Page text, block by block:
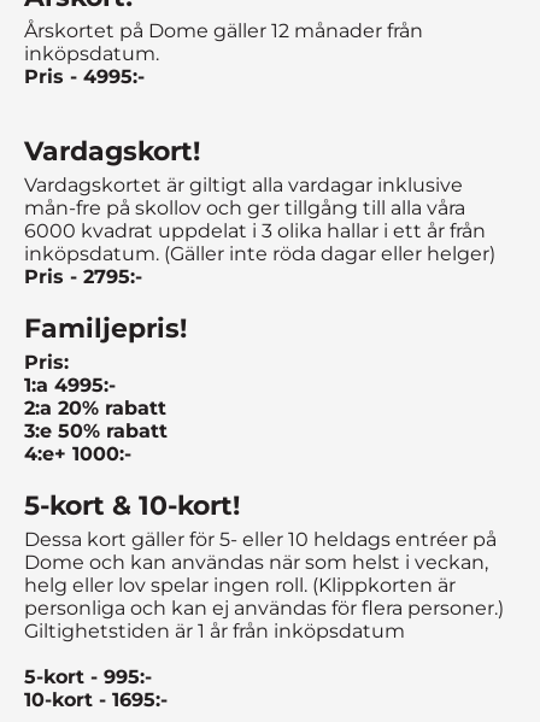
Årskortet på Dome gäller 12 månader från
inköpsdatum.
Pris - 4995:-
Vardagskort!
Vardagskortet är giltigt alla vardagar inklusive
mån-fre på skollov och ger tillgång till alla våra
6000 kvadrat uppdelat i 3 olika hallar i ett år från
inköpsdatum. (Gäller inte röda dagar eller helger)
Pris - 2795:-
Familjepris!
Pris:
1:a 4995:-
2:a 20% rabatt
3:e 50% rabatt
4:e+ 1000:-
5-kort & 10-kort!
Dessa kort gäller för 5- eller 10 heldags entréer på
Dome och kan användas när som helst i veckan,
helg eller lov spelar ingen roll. (Klippkorten är
personliga och kan ej användas för flera personer.)
Giltighetstiden är 1 år från inköpsdatum
5-kort - 995:-
10-kort - 1695:-